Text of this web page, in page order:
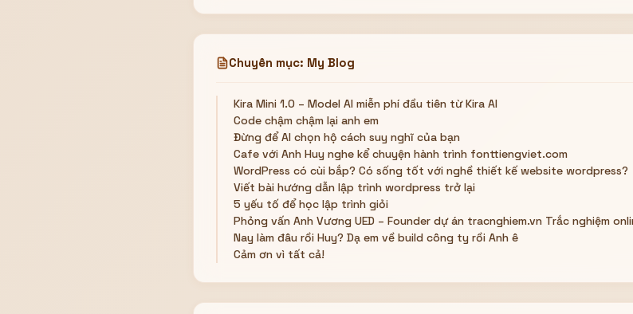
Chuyên mục: My Blog
Kira Mini 1.0 – Model AI miễn phí đầu tiên từ Kira AI
Code chậm chậm lại anh em
Đừng để AI chọn hộ cách suy nghĩ của bạn
Cafe với Anh Huy nghe kể chuyện hành trình fonttiengviet.com
WordPress có cùi bắp? Có sống tốt với nghề thiết kế website wordpress?
Viết bài hướng dẫn lập trình wordpress trở lại
5 yếu tố để học lập trình giỏi
Phỏng vấn Anh Vương UED – Founder dự án tracnghiem.vn Trắc nghiệm
Nay làm đâu rồi Huy? Dạ em về build công ty rồi Anh ê
Cảm ơn vì tất cả!